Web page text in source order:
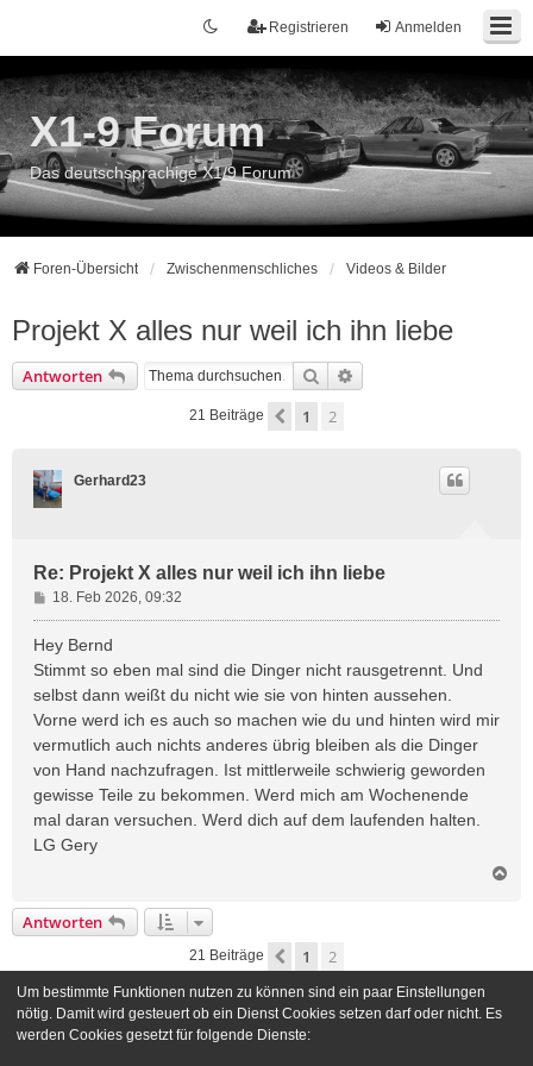
Anmelden
Registrieren
X1-9 Forum
Das deutschsprachige X1/9 Forum
Foren-Übersicht Zwischenmenschliches Videos & Bilder
Projekt X alles nur weil ich ihn liebe
Antworten Suche
21 Beiträge Vorherige
1 2
Gerhard23
Re: Projekt X alles nur weil ich ihn liebe
B
e
i
t
a
g
18. Feb 2026, 09:32
Hey Bernd
Stimmt so eben mal sind die Dinger nicht rausgetrennt. Und
selbst dann weißt du nicht wie sie von hinten aussehen.
Vorne werd ich es auch so machen wie du und hinten wird mir
vermutlich auch nichts anderes übrig bleiben als die Dinger
von Hand nachzufragen. Ist mittlerweile schwierig geworden
gewisse Teile zu bekommen. Werd mich am Wochenende
mal daran versuchen. Werd dich auf dem laufenden halten.
LG Gery
b
Antworten
21 Beiträge Vorherige
1 2
Gehe zu
Um bestimmte Funktionen nutzen zu können sind ein paar Einstellungen
nötig. Damit wird gesteuert ob ein Dienst Cookies setzen darf oder nicht. Es
werden Cookies gesetzt für folgende Dienste: